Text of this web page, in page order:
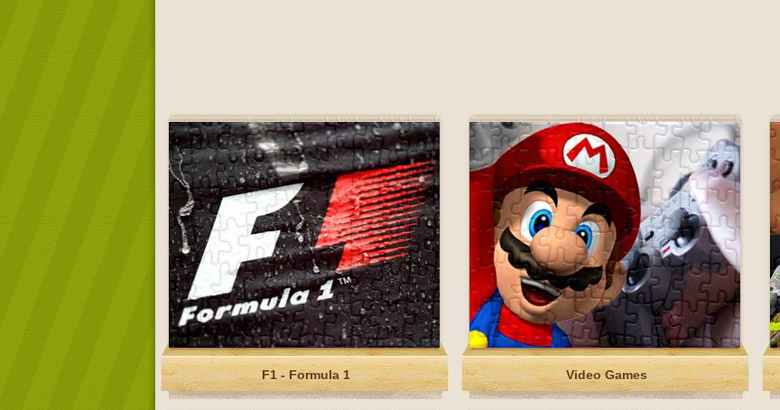
F1 - Formula 1 Video Games